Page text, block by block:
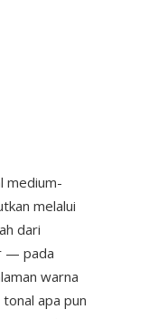
medium-
melalui
dari
— pada
warna
apa pun